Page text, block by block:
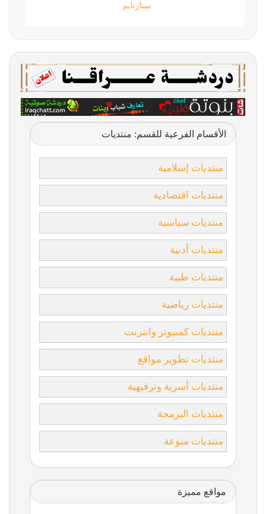
ستارتايم
الأقسام الفرعية للقسم: منتديات
منتديات إسلامية
منتديات اقتصادية
منتديات سياسية
منتديات أدبية
منتديات طبية
منتديات رياضية
منتديات كمبيوتر وانترنت
منتديات تطوير مواقع
منتديات أسرية وترفيهية
منتديات البرمجة
منتديات منوعة
مواقع مميزة